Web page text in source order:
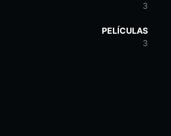
3
PELÍCULAS
3